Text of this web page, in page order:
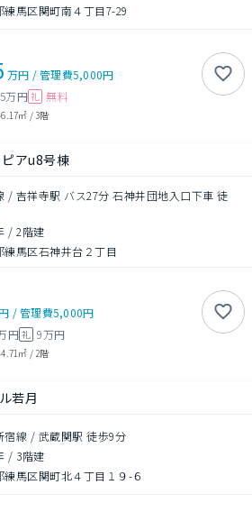
練馬区関町南４丁目7-29
万円 /管理費5,000円
万円 礼 無料
㎡ /3階
アu8号棟
/ 吉祥寺駅 バス27分 石神井団地入口下車 徒
/2階建
練馬区石神井台２丁目
/管理費5,000円
円礼 9万円
㎡ / 2階
若月
宿線 / 武蔵関駅 徒歩9分
/ 3階建
練馬区関町北４丁目１９-６